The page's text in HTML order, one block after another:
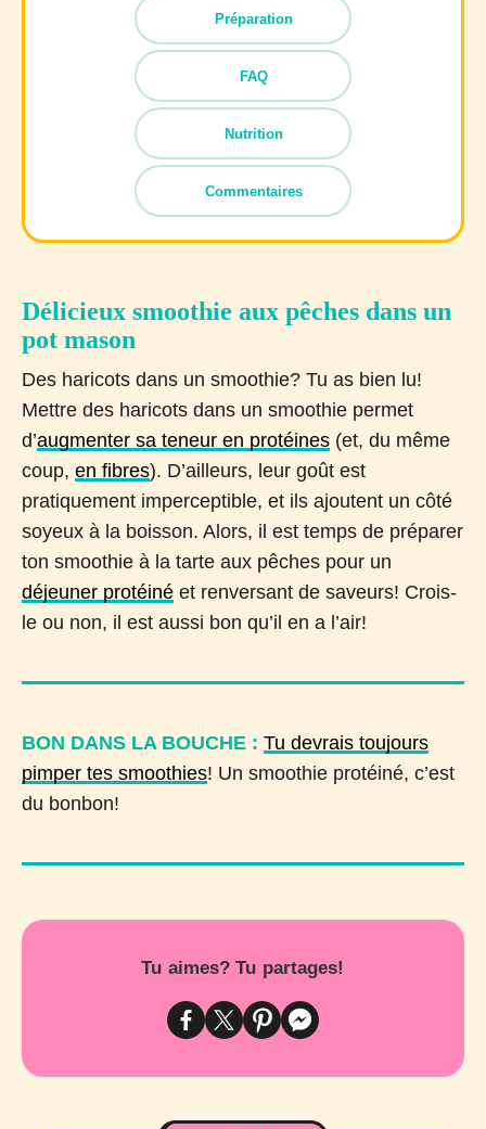
Préparation
FAQ
Nutrition
Commentaires
Délicieux smoothie aux pêches dans un
pot mason
Des haricots dans un smoothie? Tu as bien lu!
Mettre des haricots dans un smoothie permet
d’augmenter sa teneur en protéines (et, du même
coup, en fibres). D’ailleurs, leur goût est
pratiquement imperceptible, et ils ajoutent un côté
soyeux à la boisson. Alors, il est temps de préparer
ton smoothie à la tarte aux pêches pour un
déjeuner protéiné et renversant de saveurs! Crois-
le ou non, il est aussi bon qu’il en a l’air!
BON DANS LA BOUCHE : Tu devrais toujours
pimper tes smoothies! Un smoothie protéiné, c’est
du bonbon!
Tu aimes? Tu partages!